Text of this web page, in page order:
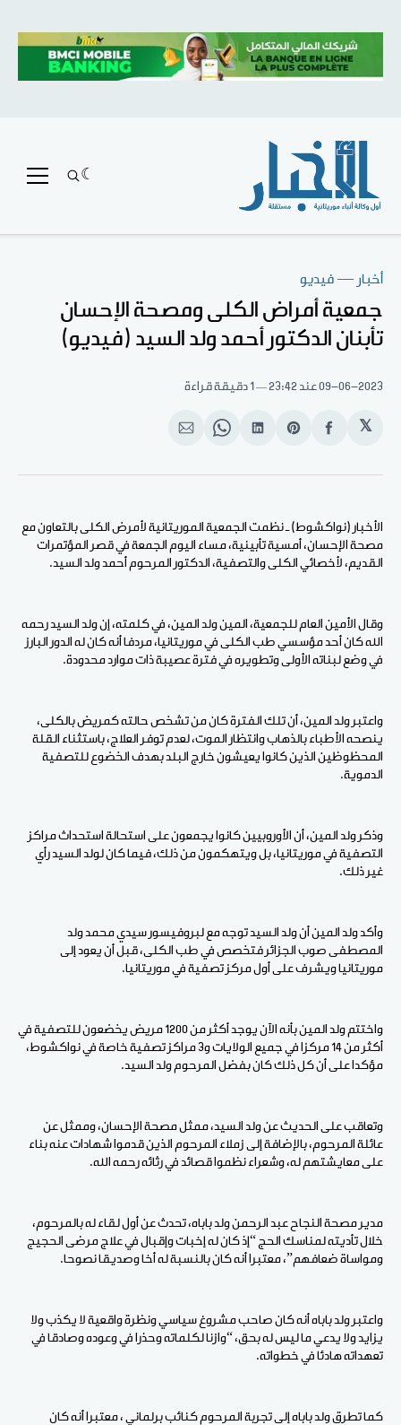
أخبار —فيديو
جمعية أمراض الكلى ومصحة الإحسان
تأبنان الدكتور أحمد ولد السيد (فيديو)
09-06-2023عند 23:42 1 دقيقة قراءة
𝕏
انشر
الفيسبوك
Share
Pinterest
انشر
لينكد
Share
WhatsApp
انشر
الإيميل
الأخبار (نواكشوط) ـ نظمت الجمعية الموريتانية لأمرض الكلى بالتعاون مع
مصحة الإحسان، أمسية تأبينية، مساء اليوم الجمعة في قصر المؤتمرات
القديم، لأخصائي الكلى والتصفية، الدكتور المرحوم أحمد ولد السيد.
وقال الأمين العام للجمعية، المين ولد المين، في كلمته، إن ولد السيد رحمه
الله كان أحد مؤسسي طب الكلى في موريتانيا، مردفا أنه كان له الدور البارز
في وضع لبناته الأولى وتطويره في فترة عصيبة ذات موارد محدودة.
واعتبر ولد المين، أن تلك الفترة كان من تشخص حالته كمريض بالكلى،
ينصحه الأطباء بالذهاب وانتظار الموت، لعدم توفر العلاج، باستثناء القلة
المحظوظين الذين كانوا يعيشون خارج البلد بهدف الخضوع للتصفية
الدموية.
وذكر ولد المين، أن الأوروبيين كانوا يجمعون على استحالة استحداث مراكز
التصفية في موريتانيا، بل ويتهكمون من ذلك، فيما كان لولد السيد رأي
غير ذلك.
وأكد ولد المين أن ولد السيد توجه مع لبروفيسور سيدي محمد ولد
المصطفى صوب الجزائر فتخصص في طب الكلى، قبل أن يعود إلى
موريتانيا ويشرف على أول مركز تصفية في موريتانيا.
واختتم ولد المين بأنه الآن يوجد أكثر من 1200 مريض يخضعون للتصفية في
أكثر من 14 مركزا في جميع الولايات و3 مراكز تصفية خاصة في نواكشوط،
مؤكدا على أن كل ذلك كان بفضل المرحوم ولد السيد.
وتعاقب على الحديث عن ولد السيد، ممثل مصحة الإحسان، وممثل عن
عائلة المرحوم، بالإضافة إلى زملاء المرحوم الذين قدموا شهادات عنه بناء
على معايشتهم له، وشعراء نظموا قصائد في رثائه رحمه الله.
مدير مصحة النجاح عبد الرحمن ولد باباه، تحدث عن أول لقاء له بالمرحوم،
خلال تأديته لمناسك الحج “إذ كان له إخبات وإقبال في علاج مرضى الحجيج
ومواساة ضعافهم”، معتبرا أنه كان بالنسبة له أخا وصديقا نصوحا.
واعتبر ولد باباه أنه كان صاحب مشروغ سياسي ونظرة واقعية لا يكذب ولا
يزايد ولا يدعي ما ليس له بحق، “وازنا لكلماته وحذرا في وعوده وصادقا في
تعهداته هادئا في خطواته.
كما تطرق ولد باباه إلى تجربة المرحوم كنائب برلماني ، معتبرا أنه كان